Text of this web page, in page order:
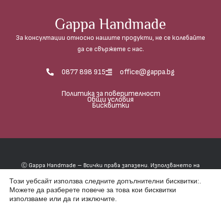
Gappa Handmade
За консултации относно нашите продукти, не се колебайте
да се свържете с нас.
0877 898 915 office@gappa.bg
Политика за поверителност
Общи условия
Бисквитки
Ⓒ Gappa Handmade – Всички права запазени. Използването на
имате писмено разрешение от Гаппа хендмейд.
Този уебсайт използва следните допълнителни бисквитки:.
Можете да разберете повече за това кои бисквитки
използваме или да ги изключитe.